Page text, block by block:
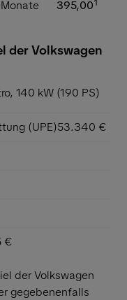
Monate 395,00¹
der Volkswagen
140 kW (190 PS)
(UPE)53.340 €
€
der Volkswagen
gegebenenfalls